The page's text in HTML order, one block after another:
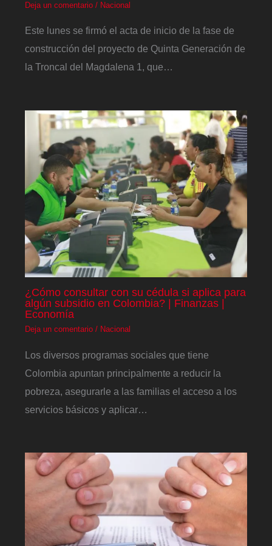
Deja un comentario / Nacional
Este lunes se firmó el acta de inicio de la fase de
construcción del proyecto de Quinta Generación de
la Troncal del Magdalena 1, que…
¿Cómo consultar con su cédula si aplica para
algún subsidio en Colombia? | Finanzas |
Economía
Deja un comentario / Nacional
Los diversos programas sociales que tiene
Colombia apuntan principalmente a reducir la
pobreza, asegurarle a las familias el acceso a los
servicios básicos y aplicar…